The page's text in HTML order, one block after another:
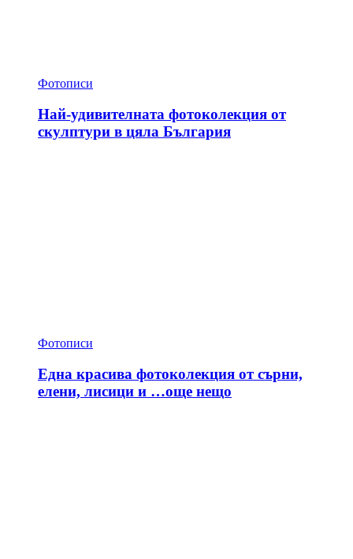
Фотописи
Най-удивителната фотоколекция от
скулптури в цяла България
Фотописи
Една красива фотоколекция от сърни,
елени, лисици и …още нещо